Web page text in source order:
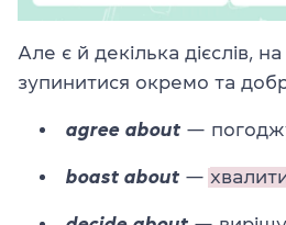
Але є й декілька дієслів,
зупинитися окремо та
agree about —
boast about —